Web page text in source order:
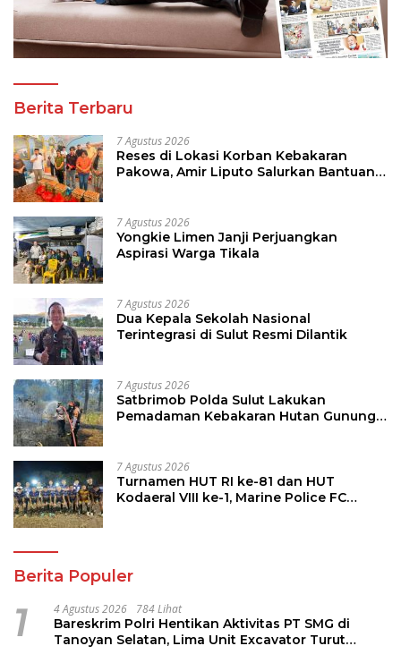
Berita Terbaru
7 Agustus 2026
Reses di Lokasi Korban Kebakaran
Pakowa, Amir Liputo Salurkan Bantuan
7 Agustus 2026
Yongkie Limen Janji Perjuangkan
Aspirasi Warga Tikala
7 Agustus 2026
Dua Kepala Sekolah Nasional
Terintegrasi di Sulut Resmi Dilantik
7 Agustus 2026
Satbrimob Polda Sulut Lakukan
Pemadaman Kebakaran Hutan Gunung
7 Agustus 2026
Turnamen HUT RI ke-81 dan HUT
Kodaeral VIII ke-1, Marine Police FC
Berita Populer
1 4 Agustus 2026 784 Lihat
Bareskrim Polri Hentikan Aktivitas PT SMG di
Tanoyan Selatan, Lima Unit Excavator Turut